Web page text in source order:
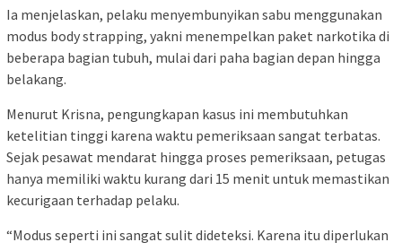
Ia menjelaskan, pelaku menyembunyikan sabu menggunakan
modus body strapping, yakni menempelkan paket narkotika di
beberapa bagian tubuh, mulai dari paha bagian depan hingga
belakang.
Menurut Krisna, pengungkapan kasus ini membutuhkan
ketelitian tinggi karena waktu pemeriksaan sangat terbatas.
Sejak pesawat mendarat hingga proses pemeriksaan, petugas
hanya memiliki waktu kurang dari 15 menit untuk memastikan
kecurigaan terhadap pelaku.
“Modus seperti ini sangat sulit dideteksi. Karena itu diperlukan